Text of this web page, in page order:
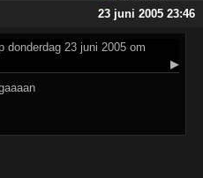
23 juni 2005 23:46
donderdag 23 juni 2005 om
▶